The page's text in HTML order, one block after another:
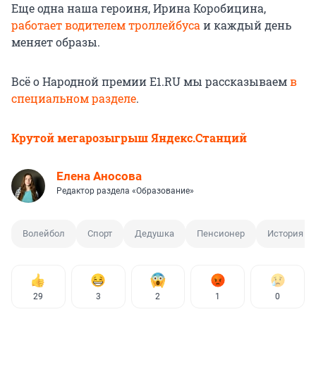
Еще одна наша героиня, Ирина Коробицина,
работает водителем троллейбусаи каждый день
меняет образы.
Всё о Народной премии Е1.RU мы рассказываемв
специальном разделе.
Крутой мегарозыгрыш Яндекс.Станций
Елена Аносова
Редактор раздела «Образование»
Волейбол Спорт Дедушка Пенсионер История
29 3 2 1 0